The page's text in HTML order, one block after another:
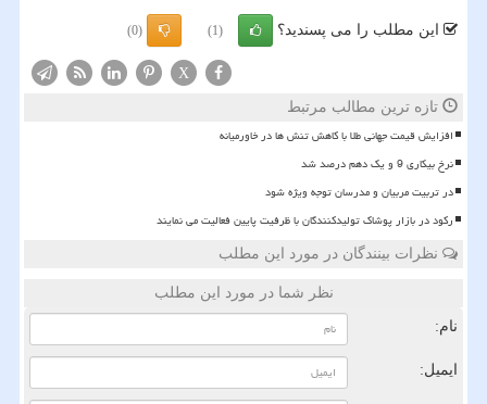
این مطلب را می پسندید؟ (1)
(0)
X
تازه ترین مطالب مرتبط
افزایش قیمت جهانی طلا با کاهش تنش ها در خاورمیانه
نرخ بیکاری 9 و یک دهم درصد شد
در تربیت مربیان و مدرسان توجه ویژه شود
رکود در بازار پوشاک تولیدکنندگان با ظرفیت پایین فعالیت می نمایند
نظرات بینندگان در مورد این مطلب
نظر شما در مورد این مطلب
نام:
ایمیل: